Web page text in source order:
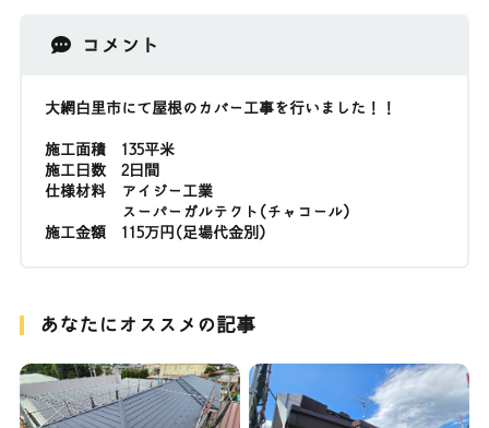
コメント
大網白里市にて屋根のカバー工事を行いました！！
施工面積 135平米
施工日数 2日間
仕様材料 アイジー工業
スーパーガルテクト(チャコール)
施工金額 115万円(足場代金別)
あなたにオススメの記事